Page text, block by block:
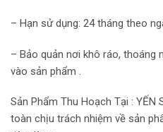
– Hạn sử dụng: 24 tháng theo
– Bảo quản nơi khô ráo, thoáng
vào sản phẩm .
Sản Phẩm Thu Hoạch Tại : YẾN
toàn chịu trách nhiệm về sản